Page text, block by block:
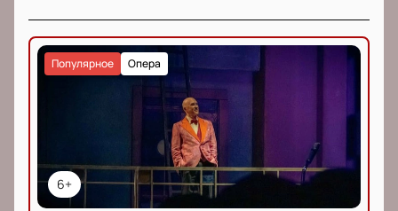
6+
Опера
Популярное